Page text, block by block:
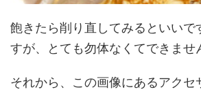
飽きたら削り直してみるといいで
すが、とても勿体なくてできませ
それから、この画像にあるアクセ